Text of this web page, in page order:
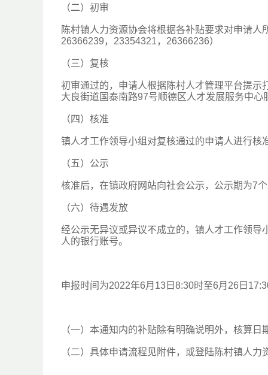
（二）初审
陈村镇人力资源协会将根据各补贴要求对申请
26366239，23354321，26366236）
（三）复核
初审通过的，申请人根据陈村人才管理平台提
大良街道国泰南路97号顺德区人才发展服务中
（四）核准
镇人才工作领导小组对复核通过的申请人进行核
（五）公示
核准后，在镇政府网站向社会公示，公示期为7
（六）待遇发放
经公示无异议或异议不成立的，镇人才工作领
人的银行账号。
申报时间为2022年6月13日8:30时至6月26日
（一）本通知内的补贴除有明确说明外，核算
（二）具体申请流程见附件，或登陆陈村镇人